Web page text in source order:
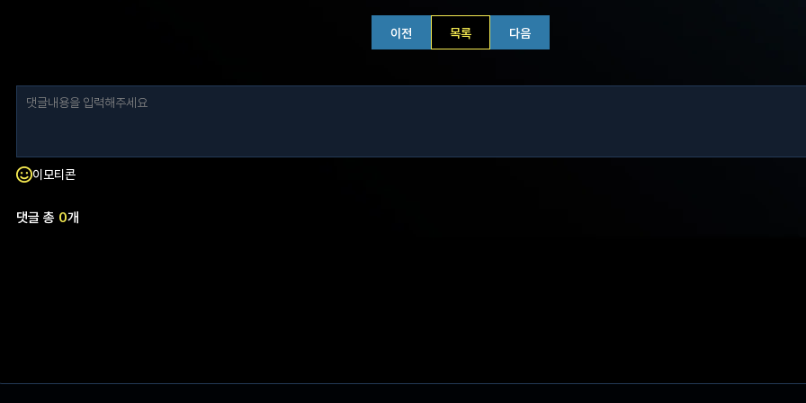
이전 목록 다음
이모티콘
댓글 총 0개